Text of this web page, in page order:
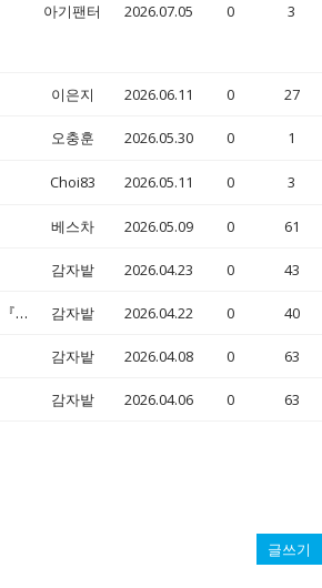
아기팬터 2026.07.05 0 3
이은지 2026.06.11 0 27
오충훈 2026.05.30 0 1
Choi83 2026.05.11 0 3
베스차 2026.05.09 0 61
감자밭 2026.04.23 0 43
『바카라API 분양』 『에볼루션사이트 제작』 『ㅌ⃞ @⃞ e⃞ v⃞ o⃞ 5⃞ 8⃞ 8⃞ 7⃞』 『라이브바카라솔루션 대여』 『실시간토토사이트 대여』 『슬롯 사이트 임대』 감자밭 2026.04.22 0 40
감자밭 2026.04.08 0 63
감자밭 2026.04.06 0 63
글쓰기